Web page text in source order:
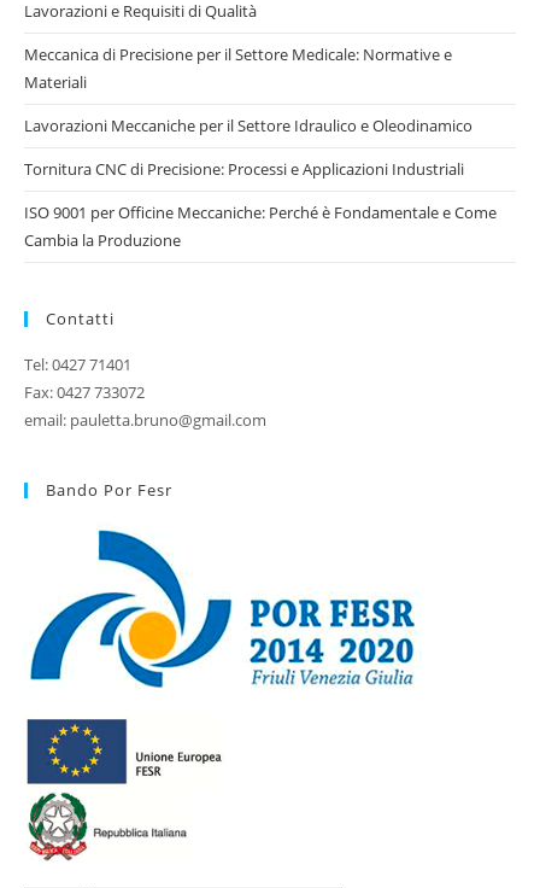
Impulsi
Massima
Produttività
Lavorazioni e Requisiti di Qualità
Meccanica di Precisione per il Settore Medicale: Normative e
Materiali
Lavorazioni Meccaniche per il Settore Idraulico e Oleodinamico
Tornitura CNC di Precisione: Processi e Applicazioni Industriali
ISO 9001 per Officine Meccaniche: Perché è Fondamentale e Come
Cambia la Produzione
Contatti
Tel: 0427 71401
Fax: 0427 733072
email: pauletta.bruno@gmail.com
Bando Por Fesr